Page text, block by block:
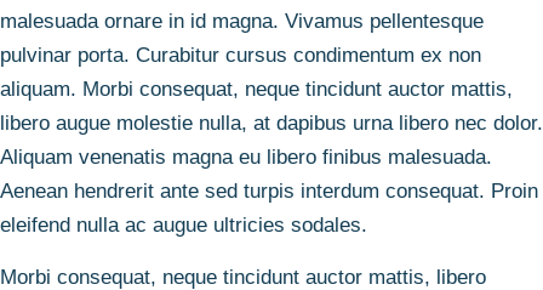
malesuada ornare in id magna. Vivamus pellentesque
pulvinar porta. Curabitur cursus condimentum ex non
aliquam. Morbi consequat, neque tincidunt auctor mattis,
libero augue molestie nulla, at dapibus urna libero nec dolor.
Aliquam venenatis magna eu libero finibus malesuada.
Aenean hendrerit ante sed turpis interdum consequat. Proin
eleifend nulla ac augue ultricies sodales.
Morbi consequat, neque tincidunt auctor mattis, libero